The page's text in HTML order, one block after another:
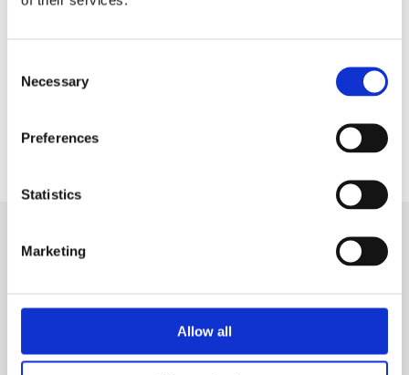
Selection
Necessary
Preferences
Statistics
Marketing
Allow all
Hvad kan vi hjælpe dig med?